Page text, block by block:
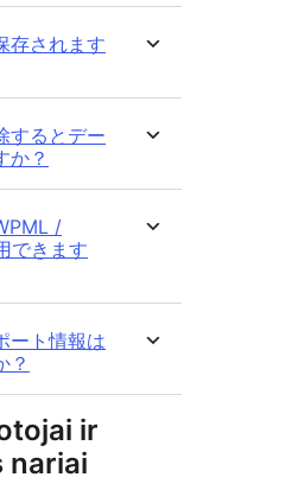
存されます
するとデー
か？
/
できます
ート情報は
？
ir
nariai